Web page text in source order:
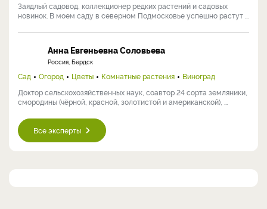
Заядлый садовод, коллекционер редких растений и садовых
новинок. В моем саду в северном Подмосковье успешно растут ...
Анна Евгеньевна Соловьева
Россия, Бердск
Сад Огород Цветы Комнатные растения
Виноград
Доктор сельскохозяйственных наук, соавтор 24 сорта земляники,
смородины (чёрной, красной, золотистой и американской), ...
Все эксперты